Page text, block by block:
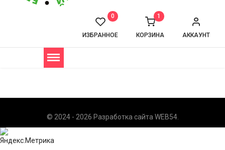
АККАУНТ
КОРЗИНА
1
ИЗБРАННОЕ
0
© 2024 - 2026 Разработка сайта WEB54.